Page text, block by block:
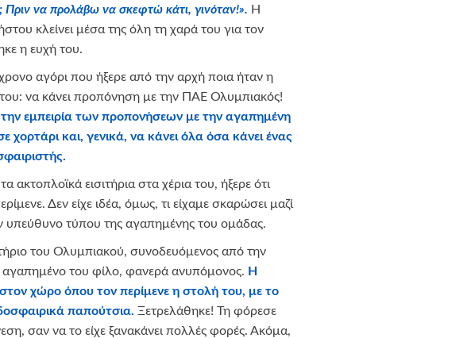
να προλάβω να σκεφτώ κάτι, γινόταν!». Η
κλείνει μέσα της όλη τη χαρά του για τον
η ευχή του.
αγόρι που ήξερε από την αρχή ποια ήταν η
να κάνει προπόνηση με την ΠΑΕ Ολυμπιακός!
την εμπειρία των προπονήσεων με την αγαπημένη
χορτάρι και, γενικά, να κάνει όλα όσα κάνει ένας
ακτοπλοϊκά εισιτήρια στα χέρια του, ήξερε ότι
Δεν είχε ιδέα, όμως, τι είχαμε σκαρώσει μαζί
υπεύθυνο τύπου της αγαπημένης του ομάδας.
του Ολυμπιακού, συνοδευόμενος από την
αγαπημένο του φίλο, φανερά ανυπόμονος. Η
χώρο όπου τον περίμενε η στολή του, με το
παπούτσια. Ξετρελάθηκε! Τη φόρεσε
σαν να το είχε ξανακάνει πολλές φορές. Ακόμα,